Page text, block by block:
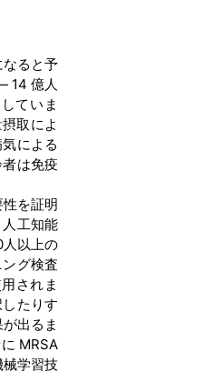
ると予
14 億人
ていま
取によ
による
は免疫
を証明
工知能
以上の
グ検査
されま
たりす
出るま
MRSA
学習技